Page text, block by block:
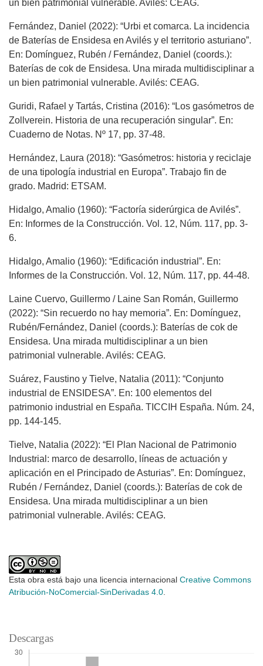
un bien patrimonial vulnerable. Avilés: CEAG.
Fernández, Daniel (2022): “Urbi et comarca. La incidencia
de Baterías de Ensidesa en Avilés y el territorio asturiano”.
En: Domínguez, Rubén / Fernández, Daniel (coords.):
Baterías de cok de Ensidesa. Una mirada multidisciplinar a
un bien patrimonial vulnerable. Avilés: CEAG.
Guridi, Rafael y Tartás, Cristina (2016): “Los gasómetros de
Zollverein. Historia de una recuperación singular”. En:
Cuaderno de Notas. Nº 17, pp. 37-48.
Hernández, Laura (2018): “Gasómetros: historia y reciclaje
de una tipología industrial en Europa”. Trabajo fin de
grado. Madrid: ETSAM.
Hidalgo, Amalio (1960): “Factoría siderúrgica de Avilés”.
En: Informes de la Construcción. Vol. 12, Núm. 117, pp. 3-
6.
Hidalgo, Amalio (1960): “Edificación industrial”. En:
Informes de la Construcción. Vol. 12, Núm. 117, pp. 44-48.
Laine Cuervo, Guillermo / Laine San Román, Guillermo
(2022): “Sin recuerdo no hay memoria”. En: Domínguez,
Rubén/Fernández, Daniel (coords.): Baterías de cok de
Ensidesa. Una mirada multidisciplinar a un bien
patrimonial vulnerable. Avilés: CEAG.
Suárez, Faustino y Tielve, Natalia (2011): “Conjunto
industrial de ENSIDESA”. En: 100 elementos del
patrimonio industrial en España. TICCIH España. Núm. 24,
pp. 144-145.
Tielve, Natalia (2022): “El Plan Nacional de Patrimonio
Industrial: marco de desarrollo, líneas de actuación y
aplicación en el Principado de Asturias”. En: Domínguez,
Rubén / Fernández, Daniel (coords.): Baterías de cok de
Ensidesa. Una mirada multidisciplinar a un bien
patrimonial vulnerable. Avilés: CEAG.
Esta obra está bajo una licencia internacional Creative Commons
Atribución-NoComercial-SinDerivadas 4.0.
Descargas